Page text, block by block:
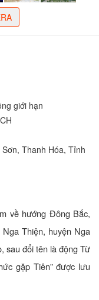
giới hạn
Thanh Hóa, Tỉnh
về hướng Đông Bắc,
Thiện, huyện Nga
sau đổi tên là động Từ
gặp Tiên” được lưu